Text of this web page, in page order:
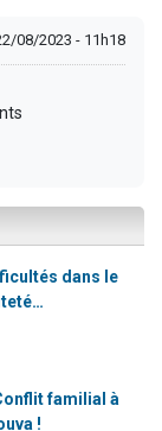
08/2023 - 11h18
dans le
familial à
!